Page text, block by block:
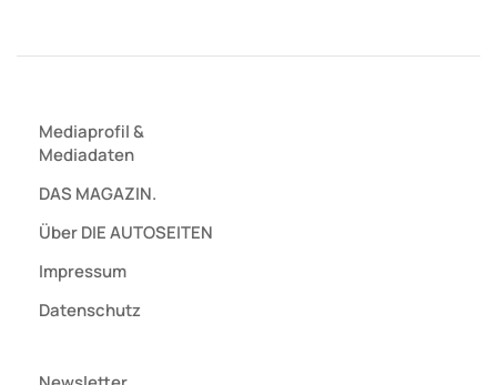
Mediaprofil&
Mediadaten
DAS MAGAZIN.
Über DIE AUTOSEITEN
Impressum
Datenschutz